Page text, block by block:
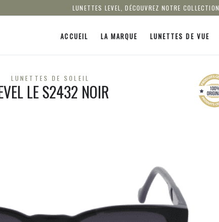
LUNETTES LEVEL, DÉCOUVREZ NOTRE COLLECTION
ACCUEIL LA MARQUE LUNETTES DE VUE
LUNETTES DE SOLEIL
LE S2432 NOIR